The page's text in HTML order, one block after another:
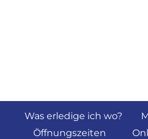
Was erledige ich wo?
Öffnungszeiten